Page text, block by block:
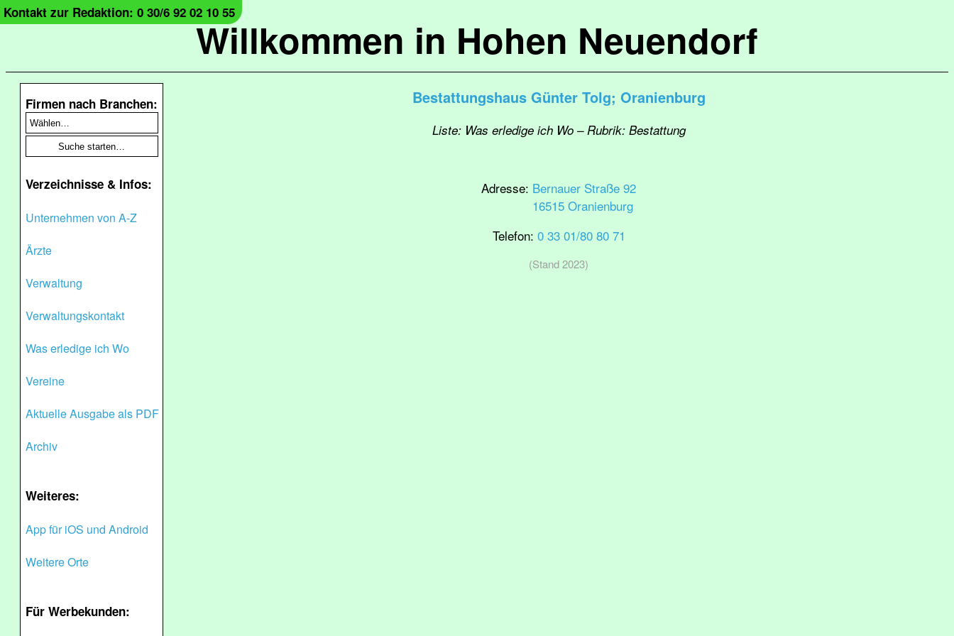
Willkommen in Hohen Neuendorf
Kontakt zur Redaktion: 0 30/6 92 02 10 55
Firmen nach Branchen:
Verzeichnisse & Infos:
Unternehmen von A-Z
Ärzte
Verwaltung
Verwaltungskontakt
Was erledige ich Wo
Vereine
Aktuelle Ausgabe als PDF
Archiv
Weiteres:
App für iOS und Android
Weitere Orte
Für Werbekunden:
Bestattungshaus Günter Tolg; Oranienburg
Liste: Was erledige ich Wo – Rubrik: Bestattung
Adresse: Bernauer Straße 92
16515 Oranienburg
Telefon: 0 33 01/80 80 71
(Stand 2023)